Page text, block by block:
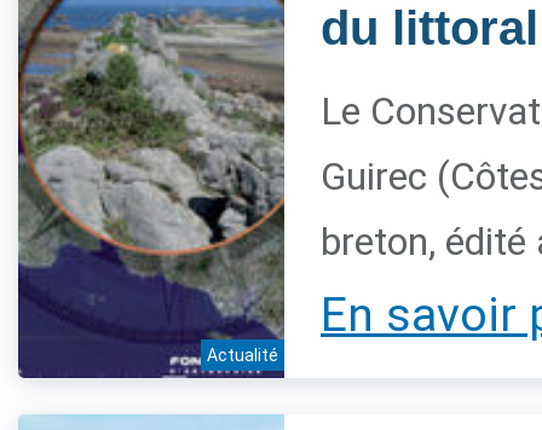
Actualité
du
Le
Guirec
breton, édité
En savoir